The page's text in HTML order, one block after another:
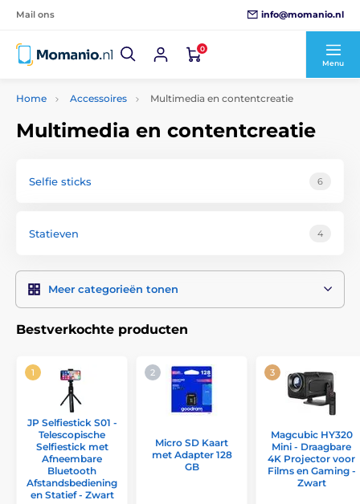
Mail ons info@momanio.nl
0
Menu
Home Accessoires Multimedia en contentcreatie
Multimedia en contentcreatie
Selfie sticks 6
Statieven 4
Meer categorieën tonen
Bestverkochte producten
JP Selfiestick S01 -
Telescopische
Selfiestick met
Afneembare
Bluetooth
Afstandsbediening
en Statief - Zwart
Micro SD Kaart
met Adapter 128
GB
Magcubic HY320
Mini - Draagbare
4K Projector voor
Films en Gaming -
Zwart